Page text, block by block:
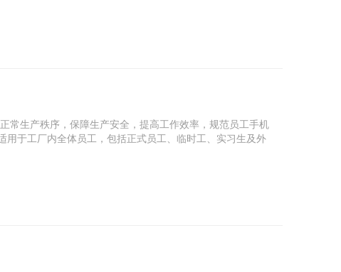
常生产秩序，保障生产安全，提高工作效率，规范员工手机
于工厂内全体员工，包括正式员工、临时工、实习生及外